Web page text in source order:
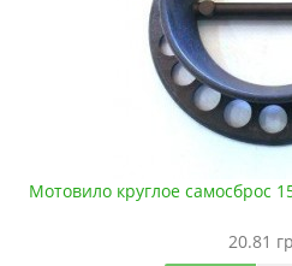
Мотовило круглое самосброс
20.81